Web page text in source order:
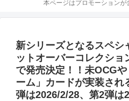
本ページはプロモーションが
新シリーズとなるスペシ
ットオーバーコレクショ
で発売決定！！未OCG
ーム」カードが実装され
弾は2026/2/28、第2弾は